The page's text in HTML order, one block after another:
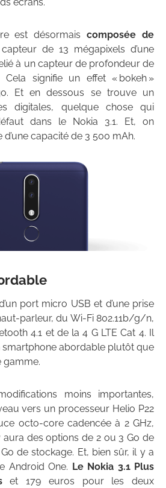
est désormais composée de
de 13 mégapixels d’une
à un capteur de profondeur de
signifie un effet « bokeh »
Et en dessous se trouve un
digitales, quelque chose qui
dans le Nokia 3.1. Et, on
capacité de 3 500 mAh.
port micro USB et d’une prise
parleur, du Wi-Fi 802.11b/g/n,
4.1 et de la 4 G LTE Cat 4. Il
smartphone abordable plutôt que
gamme.
moins importantes,
vers un processeur Helio P22
octo-core cadencée à 2 GHz,
aura des options de 2 ou 3 Go de
de stockage. Et, bien sûr, il y a
Android One. Le Nokia 3.1 Plus
et 179 euros pour les deux